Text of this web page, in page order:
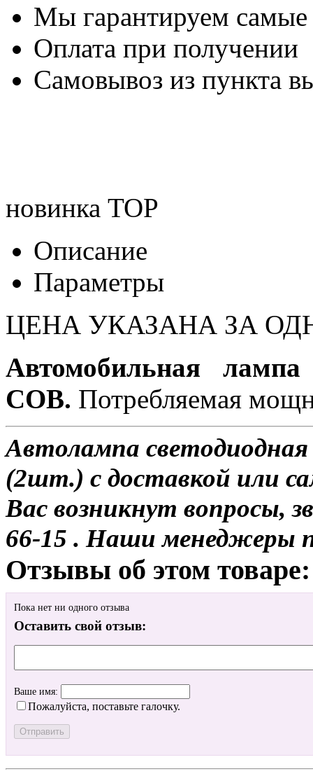
Мы гарантируем
Оплата при получении
Самовывоз из пункта
новинка TOP
Описание
Параметры
ЦЕНА УКАЗАНА ЗА
Автомобильная
COB. Потребляемая
Автолампа
(2шт.) с доставкой или
Вас возникнут вопросы,
66-15 . Наши менеджеры
Отзывы об этом товаре:
Пока нет ни одного отзыва
Оставить свой отзыв:
Ваше имя:
Пожалуйста, поставьте галочку.